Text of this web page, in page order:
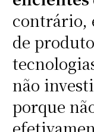
contrário,
de
não
porque